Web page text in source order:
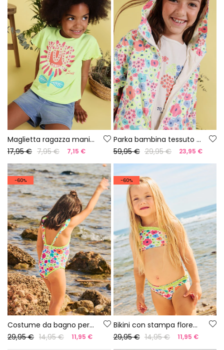
Maglietta ragazza manica corta cotone verde
17,95 € 7,95 € 7,15 €
Parka bambina tessuto tecnico stampato fiori
59,95 € 29,95 € 23,95 €
-60%
Costume da bagno per bambina con stampa floreale
29,95 € 14,95 € 11,95 €
-60%
Bikini con stampa floreale UPF50+
29,95 € 14,95 € 11,95 €